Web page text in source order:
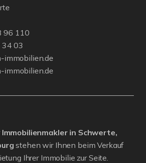
96 110
34 03
immobilien.de
immobilien.de
Immobilienmakler in Schwerte,
stehen wir Ihnen beim Verkauf
Ihrer Immobilie zur Seite.